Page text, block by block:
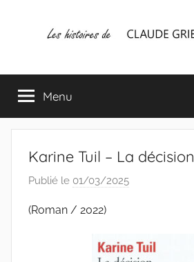
Les
histoires
de
CLAUDE
GRIESMAR
mes
lectures
favorites
Menu
Karine Tuil – La décision
Publié le 01/03/2025
l
(Roman / 2022)